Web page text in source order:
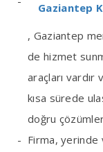
Gaziantep
, Gaziantep
de hizmet
araçları
kısa sürede
doğru
Firma, yerinde